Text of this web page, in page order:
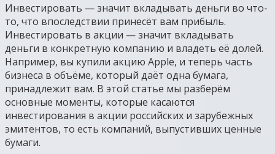
Инвестировать — значит вкладывать деньги во что-
то, что впоследствии принесёт вам прибыль.
Инвестировать в акции — значит вкладывать
деньги в конкретную компанию и владеть её долей.
Например, вы купили акцию Apple, и теперь часть
бизнеса в объёме, который даёт одна бумага,
принадлежит вам. В этой статье мы разберём
основные моменты, которые касаются
инвестирования в акции российских и зарубежных
эмитентов, то есть компаний, выпустивших ценные
бумаги.